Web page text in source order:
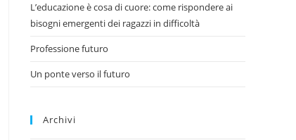
L’educazione è cosa di cuore: come rispondere ai
bisogni emergenti dei ragazzi in difficoltà
Professione futuro
Un ponte verso il futuro
Archivi